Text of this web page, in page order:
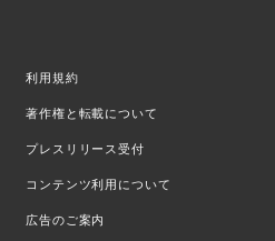
利用規約
著作権と転載について
プレスリリース受付
コンテンツ利用について
広告のご案内